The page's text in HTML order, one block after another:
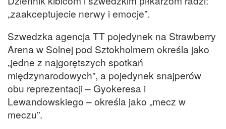
„zaakceptujecie nerwy i emocje”.
Szwedzka agencja TT pojedynek na Strawberry
Arena w Solnej pod Sztokholmem określa jako
„jedne z najgorętszych spotkań
międzynarodowych”, a pojedynek snajperów
obu reprezentacji – Gyokeresa i
Lewandowskiego – określa jako „mecz w
meczu”.